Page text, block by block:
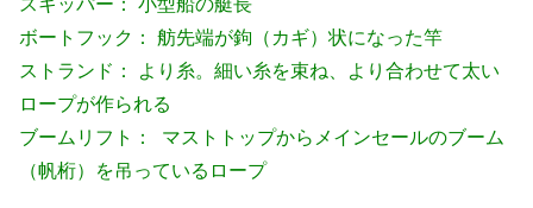
スキッパー： 小型船の艇長
ボートフック： 舫先端が鉤（カギ）状になった竿
ストランド： より糸。細い糸を束ね、より合わせて太い
ロープが作られる
ブームリフト： マストトップからメインセールのブーム
（帆桁）を吊っているロープ